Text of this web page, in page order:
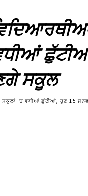
ਸਕੂਲ
'ਚ ਵਧੀਆਂ ਛੁੱਟੀਆਂ, ਹੁਣ 15